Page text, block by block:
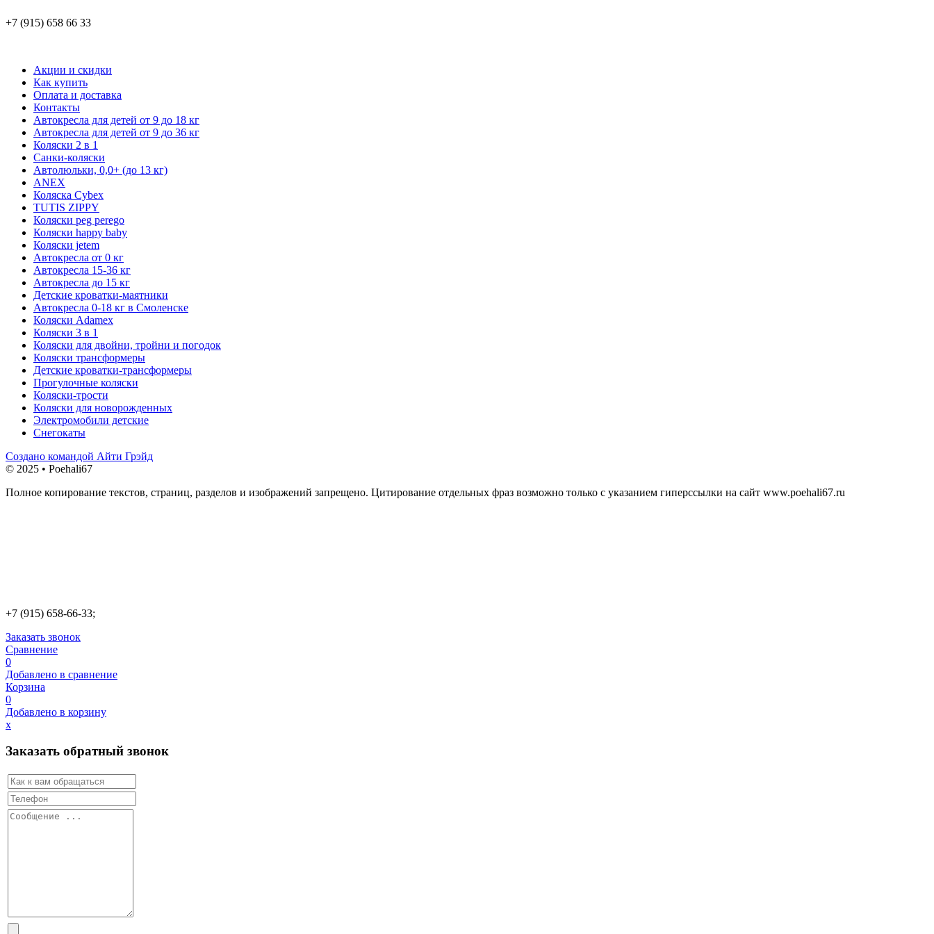
+7 (915) 658 66 33
Акции и скидки
Как купить
Оплата и доставка
Контакты
Автокресла для детей от 9 до 18 кг
Автокресла для детей от 9 до 36 кг
Коляски 2 в 1
Санки-коляски
Автолюльки, 0,0+ (до 13 кг)
ANEX
Коляска Cybex
TUTIS ZIPPY
Коляски peg perego
Коляски happy baby
Коляски jetem
Автокресла от 0 кг
Автокресла 15-36 кг
Автокресла до 15 кг
Детские кроватки-маятники
Автокресла 0-18 кг в Смоленске
Коляски Adamex
Коляски 3 в 1
Коляски для двойни, тройни и погодок
Коляски трансформеры
Детские кроватки-трансформеры
Прогулочные коляски
Коляски-трости
Коляски для новорожденных
Электромобили детские
Снегокаты
Создано командой Айти Грэйд
© 2025 • Poehali67
Полное копирование текстов, страниц, разделов и изображений запрещено. Цитирование отдельных фраз возможно только с указанием гиперссылки на сайт www.poehali67.ru
+7 (915) 658-66-33;
Заказать звонок
Сравнение
0
Добавлено в сравнение
Корзина
0
Добавлено в корзину
х
Заказать обратный звонок